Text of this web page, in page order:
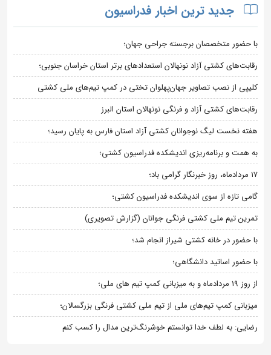
جدید ترین اخبار فدراسیون
با حضور متخصصان برجسته جراحی جهان؛
رقابت‌های کشتی آزاد نونهالان استعدادهای برتر استان خراسان جنوبی؛
کلیپی از نصب تصاویر جهان‌پهلوان تختی در کمپ تیم‌های ملی کشتی
رقابت‌های کشتی آزاد و فرنگی نونهالان استان البرز
هفته نخست لیگ نوجوانان کشتی آزاد استان فارس به پایان رسید؛
به همت و برنامه‌ریزی اندیشکده فدراسیون کشتی؛
۱۷ مردادماه، روز خبرنگار گرامی باد؛
گامی تازه از سوی اندیشکده فدراسیون کشتی؛
تمرین تیم ملی کشتی فرنگی جوانان (گزارش تصویری)
با حضور در خانه کشتی شیراز انجام شد؛
با حضور اساتید دانشگاهی؛
از روز 19 مردادماه و به میزبانی کمپ تیم های ملی؛
میزبانی کمپ تیم‌های ملی از تیم ملی کشتی فرنگی بزرگسالان؛
رضایی: به لطف خدا توانستم خوشرنگ‌ترین مدال را کسب کنم